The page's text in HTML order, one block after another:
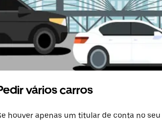
vários carros
houver apenas um titular de conta no seu